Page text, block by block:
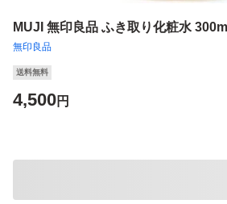
MUJI 無印良品 ふき取り化粧水
無印良品
送料無料
4,500円